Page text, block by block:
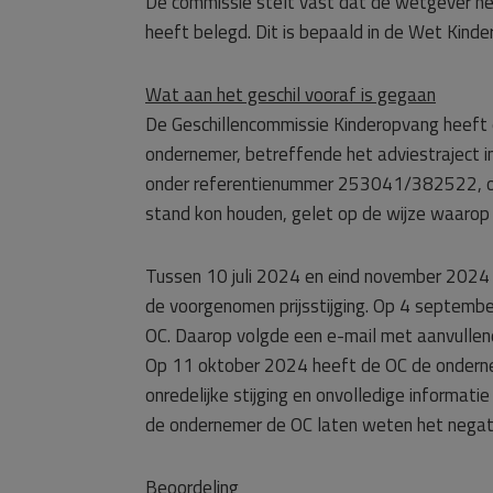
heeft belegd. Dit is bepaald in de Wet
Wat aan het geschil vooraf is gegaan
De Geschillencommissie Kinderopvang
ondernemer, betreffende het adviestraject
onder referentienummer 253041/382522,
stand kon houden, gelet op de wijze
Tussen 10 juli 2024 en eind november
de voorgenomen prijsstijging. Op 4
OC. Daarop volgde een e-mail met
Op 11 oktober 2024 heeft de OC de
onredelijke stijging en onvolledige
de ondernemer de OC laten weten het